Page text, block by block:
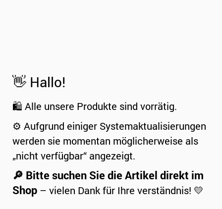
👋 Hallo!
🛍️ Alle unsere Produkte sind vorrätig.
⚙️ Aufgrund einiger Systemaktualisierungen
werden sie momentan möglicherweise als
„nicht verfügbar“ angezeigt.
🔎 Bitte suchen Sie die Artikel direkt im
Shop – vielen Dank für Ihre verständnis! 💛